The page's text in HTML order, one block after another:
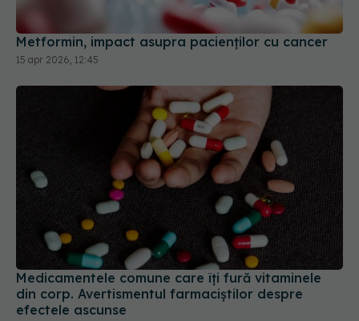
Medicamentele comune care îți fură vitaminele
din corp. Avertismentul farmaciștilor despre
efectele ascunse
01 iul 2026, 23:44